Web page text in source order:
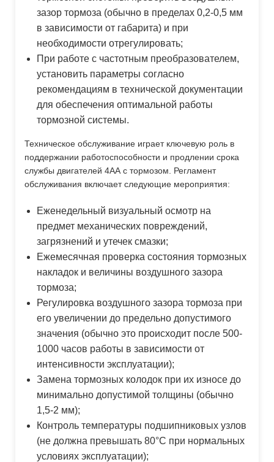
зазор тормоза (обычно в пределах 0,2-0,5 мм
в зависимости от габарита) и при
необходимости отрегулировать;
При работе с частотным преобразователем,
установить параметры согласно
рекомендациям в технической документации
для обеспечения оптимальной работы
тормозной системы.
Техническое обслуживание играет ключевую роль в
поддержании работоспособности и продлении срока
службы двигателей 4АА с тормозом. Регламент
обслуживания включает следующие мероприятия:
Еженедельный визуальный осмотр на
предмет механических повреждений,
загрязнений и утечек смазки;
Ежемесячная проверка состояния тормозных
накладок и величины воздушного зазора
тормоза;
Регулировка воздушного зазора тормоза при
его увеличении до предельно допустимого
значения (обычно это происходит после 500-
1000 часов работы в зависимости от
интенсивности эксплуатации);
Замена тормозных колодок при их износе до
минимально допустимой толщины (обычно
1,5-2 мм);
Контроль температуры подшипниковых узлов
(не должна превышать 80°C при нормальных
условиях эксплуатации);